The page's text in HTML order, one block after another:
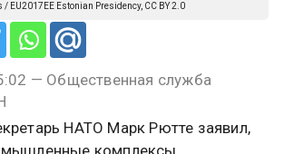
EU2017EE Estonian Presidency, CC BY 2.0
— Общественная служба
НАТО Марк Рютте заявил,
комплексы